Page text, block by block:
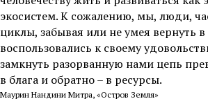
экосистем. К сожалению, мы, люди,
циклы, забывая или не умея вернуть
воспользовались к своему
замкнуть разорванную нами цепь
в блага и обратно – в ресурсы.
Маурин Нандини Митра, «Остров Земля»